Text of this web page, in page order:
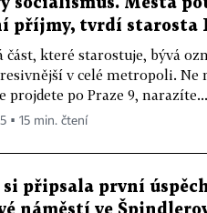
socialismus. Města
příjmy, tvrdí starosta
část, které starostuje, bývá
v celé metropoli. Ne
projdete po Praze 9, narazíte...
▪ 15 min. čtení
si připsala první
náměstí ve